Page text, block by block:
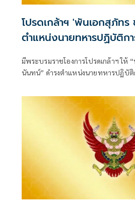
โปรดเกล้าฯ 'พันเอกสุภัท
ตำแหน่งนายทหารปฏิบัติกา
มีพระบรมราชโองการโปรดเกล้าฯ ให้
นันทน์” ดำรงตำแหน่งนายทหารปฏิบัติ